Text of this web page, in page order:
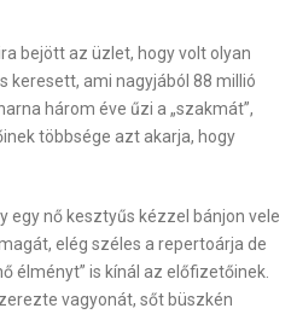
bejött az üzlet, hogy volt olyan
keresett, ami nagyjából 88 millió
három éve űzi a „szakmát”,
többsége azt akarja, hogy
egy nő kesztyűs kézzel bánjon vele
elég széles a repertoárja de
élményt” is kínál az előfizetőinek.
vagyonát, sőt büszkén